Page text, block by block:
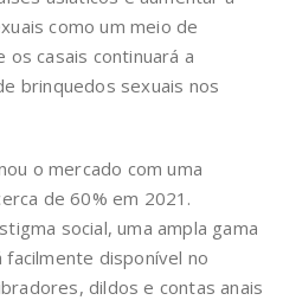
como um meio de
casais continuará a
brinquedos sexuais nos
o mercado com uma
de 60% em 2021.
social, uma ampla gama
disponível no
dildos e contas anais